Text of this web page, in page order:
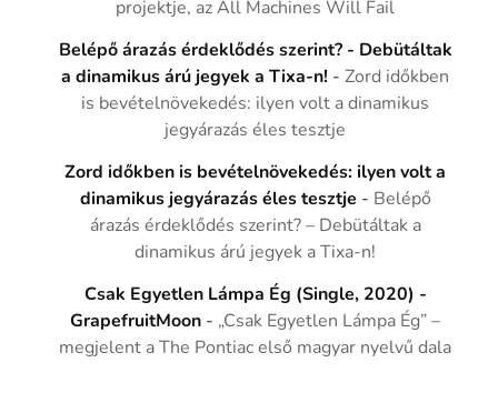
projektje, az All Machines Will Fail
Belépő árazás érdeklődés szerint? - Debütáltak
a dinamikus árú jegyek a Tixa-n! -Zord időkben
is bevételnövekedés: ilyen volt a dinamikus
jegyárazás éles tesztje
Zord időkben is bevételnövekedés: ilyen volt a
dinamikus jegyárazás éles tesztje - Belépő
árazás érdeklődés szerint? – Debütáltak a
dinamikus árú jegyek a Tixa-n!
Csak Egyetlen Lámpa Ég (Single, 2020) -
GrapefruitMoon - „Csak Egyetlen Lámpa Ég” –
megjelent a The Pontiac első magyar nyelvű dala